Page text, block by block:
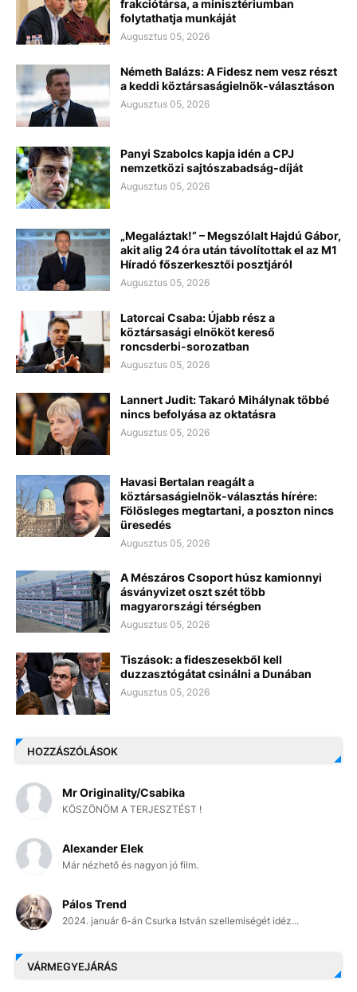
frakciótársa, a minisztériumban
folytathatja munkáját
Augusztus 05, 2026
Németh Balázs: A Fidesz nem vesz részt
a keddi köztársaságielnök-választáson
Augusztus 05, 2026
Panyi Szabolcs kapja idén a CPJ
nemzetközi sajtószabadság-díját
Augusztus 05, 2026
„Megaláztak!” – Megszólalt Hajdú Gábor,
akit alig 24 óra után távolítottak el az M1
Híradó főszerkesztői posztjáról
Augusztus 05, 2026
Latorcai Csaba: Újabb rész a
köztársasági elnököt kereső
roncsderbi-sorozatban
Augusztus 05, 2026
Lannert Judit: Takaró Mihálynak többé
nincs befolyása az oktatásra
Augusztus 05, 2026
Havasi Bertalan reagált a
köztársaságielnök-választás hírére:
Fölösleges megtartani, a poszton nincs
üresedés
Augusztus 05, 2026
A Mészáros Csoport húsz kamionnyi
ásványvizet oszt szét több
magyarországi térségben
Augusztus 05, 2026
Tiszások: a fideszesekből kell
duzzasztógátat csinálni a Dunában
Augusztus 05, 2026
HOZZÁSZÓLÁSOK
Mr Originality/Csabika
KÖSZÖNÖM A TERJESZTÉST !
Alexander Elek
Már nézhető és nagyon jó film.
Pálos Trend
2024. január 6-án Csurka István szellemiségét idéz...
VÁRMEGYEJÁRÁS